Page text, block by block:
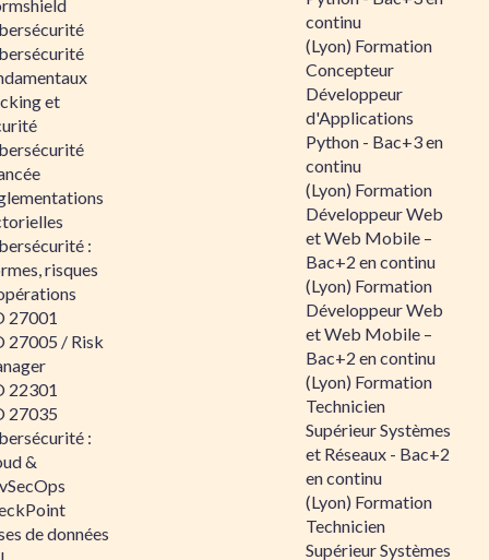
et
:
risques
27001
27005 / Risk
22301
27035
:
&
de données
continu
(Lyon) Formation
Concepteur
Développeur
d'Applications
Python - Bac+3 en
continu
(Lyon) Formation
Développeur Web
et Web Mobile –
Bac+2 en continu
(Lyon) Formation
Développeur Web
et Web Mobile –
Bac+2 en continu
(Lyon) Formation
Technicien
Supérieur Systèmes
et Réseaux - Bac+2
en continu
(Lyon) Formation
Technicien
Supérieur Systèmes